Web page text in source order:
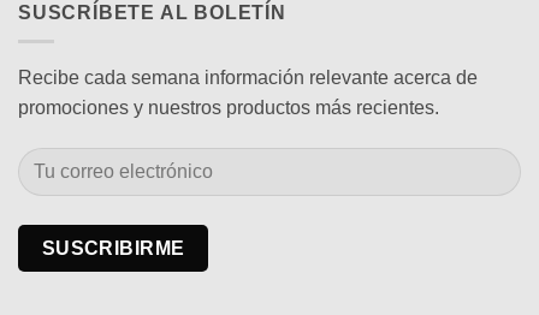
SUSCRÍBETE AL BOLETÍN
Recibe cada semana información relevante acerca de
promociones y nuestros productos más recientes.